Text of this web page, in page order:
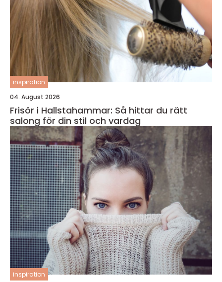
inspiration
04. August 2026
Frisör i Hallstahammar: Så hittar du rätt
salong för din stil och vardag
inspiration